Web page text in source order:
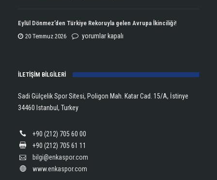
Aldı!
Şampiyonu
Lanlana
Eylül Dönmez’den Türkiye Rekoruyla gelen Avrupa İkinciliği!
20 Temmuz 2026
Eylül
Rekoruyla
Avrupa
yorumlar kapalı
İLETİŞİM BİLGİLERİ
Sadi Gülçelik Spor Sitesi, Poligon Mah. Katar Cad. 15/A, İstinye
34460 Istanbul, Turkey
+90 (212) 705 60 00
+90 (212) 705 61 11
bilgi@enkaspor.com
www.enkaspor.com